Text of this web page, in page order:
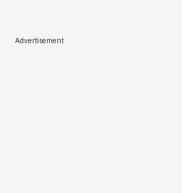
Advertisement